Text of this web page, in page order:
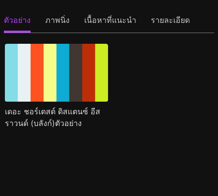
ตัวอย่าง ภาพนิ่ง เนื้อหาที่แนะนำ รายละเอียด
เดอะ ชอร์เตสต์ ดิสแตนซ์ อีส
ราวนด์ (บลังก์)ตัวอย่าง